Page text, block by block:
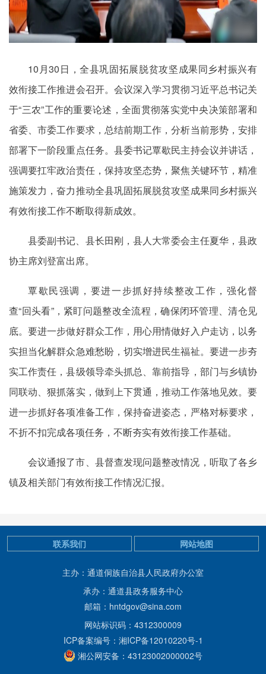
10月30日，全县巩固拓展脱贫攻坚成果同乡村振兴有
效衔接工作推进会召开。会议深入学习贯彻习近平总书记关
于“三农”工作的重要论述，全面贯彻落实党中央决策部署和
省委、市委工作要求，总结前期工作，分析当前形势，安排
部署下一阶段重点任务。县委书记覃歇民主持会议并讲话，
强调要扛牢政治责任，保持攻坚态势，聚焦关键环节，精准
施策发力，奋力推动全县巩固拓展脱贫攻坚成果同乡村振兴
有效衔接工作不断取得新成效。
县委副书记、县长田刚，县人大常委会主任夏华，县政
协主席刘登富出席。
覃歇民强调，要进一步抓好持续整改工作，强化督
查“回头看”，紧盯问题整改全流程，确保闭环管理、清仓见
底。要进一步做好群众工作，用心用情做好入户走访，以务
实担当化解群众急难愁盼，切实增进民生福祉。要进一步夯
实工作责任，县级领导牵头抓总、靠前指导，部门与乡镇协
同联动、狠抓落实，做到上下贯通，推动工作落地见效。要
进一步抓好各项准备工作，保持奋进姿态，严格对标要求，
不折不扣完成各项任务，不断夯实有效衔接工作基础。
会议通报了市、县督查发现问题整改情况，听取了各乡
镇及相关部门有效衔接工作情况汇报。
主办：通道侗族自治县人民政府办公室
承办：通道县政务服务中心
邮箱：hntdgov@sina.com
网站标识码：4312300009
ICP备案编号：湘ICP备12010220号-1
湘公网安备：43123002000002号
联系我们 网站地图